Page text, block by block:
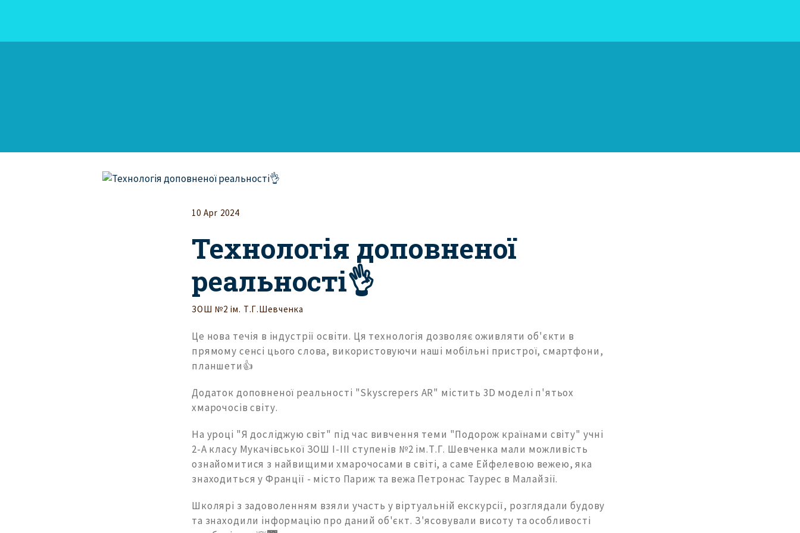
10 Apr 2024
Технологія доповненої
реальності👌
ЗОШ №2 ім. Т.Г.Шевченка
Це нова течія в індустрії освіти. Ця технологія дозволяє оживляти об'єкти в
прямому сенсі цього слова, використовуючи наші мобільні пристрої, смартфони,
планшети👍
Додаток доповненої реальності "Skyscrepers AR" містить 3D моделі п'ятьох
хмарочосів світу.
На уроці "Я досліджую світ" під час вивчення теми "Подорож країнами світу" учні
2-А класу Мукачівської ЗОШ І-ІІІ ступенів №2 ім.Т.Г. Шевченка мали можливість
ознайомитися з найвищими хмарочосами в світі, а саме Ейфелевою вежею, яка
знаходиться у Франції - місто Париж та вежа Петронас Таурес в Малайзії.
Школярі з задоволенням взяли участь у віртуальній екскурсії, розглядали будову
та знаходили інформацію про даний об'єкт. З'ясовували висоту та особливості